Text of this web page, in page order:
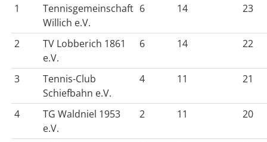
1
Tennisgemeinschaft
Willich e.V.
6 14 23
2
TV Lobberich 1861
e.V.
6 14 22
3
Tennis-Club
Schiefbahn e.V.
4 11 21
4
TG Waldniel 1953
e.V.
2 11 20